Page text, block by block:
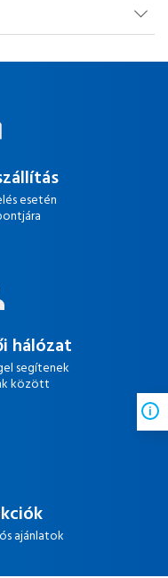
esetén
hálózat
segítenek
között
ajánlatok